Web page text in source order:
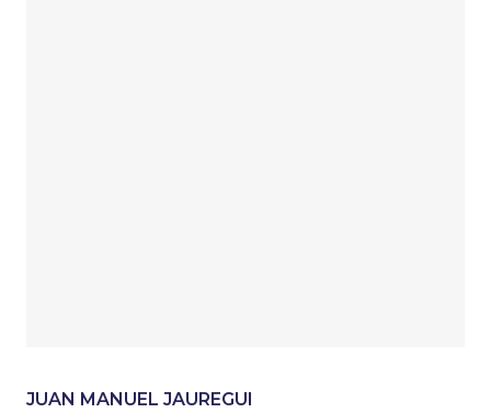
JUAN MANUEL JAUREGUI